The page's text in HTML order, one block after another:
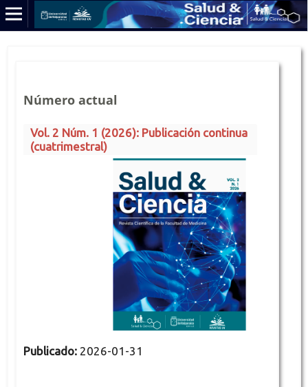
Número actual
Vol. 2 Núm. 1 (2026): Publicación continua
(cuatrimestral)
Publicado: 2026-01-31